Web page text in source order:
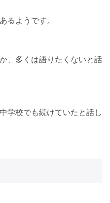
るようです。
、多くは語りたくないと話
学校でも続けていたと話し